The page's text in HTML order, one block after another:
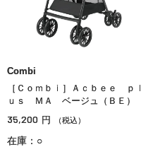
Combi
［Ｃｏｍｂｉ］Ａｃｂｅｅ ｐｌ
ｕｓ ＭＡ ベージュ（ＢＥ）
35,200 円 （税込）
在庫：○